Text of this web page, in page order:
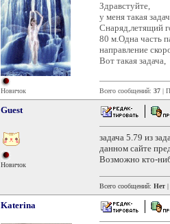
Новичок
Здравстуйте,
у меня такая
Снаряд,летящий
80 м.Одна часть
направление
Вот такая
Всего сообщений: 37 |
Guest
Новичок
задача 5.79 из
данном сайте
Возможно кто-
Всего сообщений: Нет |
Katerina